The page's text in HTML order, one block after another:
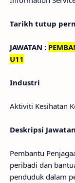
Tarikh tutup
JAWATAN :
U11
Industri
Aktiviti Kesihatan
Deskripsi Jawatan
Pembantu
peribadi dan
penduduk dalam